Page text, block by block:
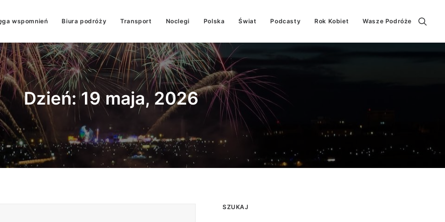
wspomnień Biura podróży Transport Noclegi Polska Świat Podcasty Rok Kobiet Wasze Podróże
Dzień: 19 maja, 2026
SZUKAJ